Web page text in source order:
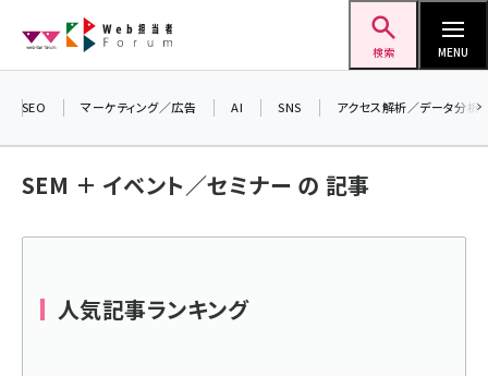
ン
検索 MENU
youtube (2439)
SEO マーケティング／広告 AI SNS アクセス解析／データ分析
SEM ＋ イベント／セミナー の 記事
人気記事ランキング
＼ 8月27日開催、申し込み受付中！ ／
考え方を学べるセミナーイベント「生成AI ×
マーケティング フォーラム 2026」開催！